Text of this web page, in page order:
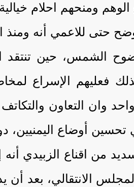
ومنحهم احلام خيالية
حتى للاعمي أنه
الشمس، حين
فعليهم الإسراع
وان التعاون
أوضاع اليمنيين،
من اقناع
الانتقالي، بعد